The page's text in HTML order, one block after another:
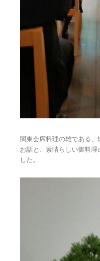
関東会席料理の雄である
お話と、素晴らしい御料
した。